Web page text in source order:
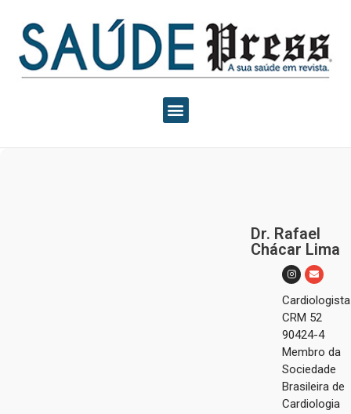
Dr. Rafael
Chácar Lima
Cardiologista
CRM 52
90424-4
Membro da
Sociedade
Brasileira de
Cardiologia